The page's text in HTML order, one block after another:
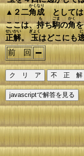
▲２二角
かく
成
なり
として
ここは、持
も
ち駒
ごま
の角
かく
を
正解
せいかい
。 玉
ぎょく
はどこにも
に
前 回